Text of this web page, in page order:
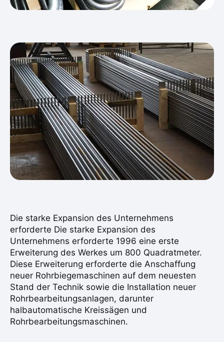
Die starke Expansion des Unternehmens
erforderte Die starke Expansion des
Unternehmens erforderte 1996 eine erste
Erweiterung des Werkes um 800 Quadratmeter.
Diese Erweiterung erforderte die Anschaffung
neuer Rohrbiegemaschinen auf dem neuesten
Stand der Technik sowie die Installation neuer
Rohrbearbeitungsanlagen, darunter
halbautomatische Kreissägen und
Rohrbearbeitungsmaschinen.